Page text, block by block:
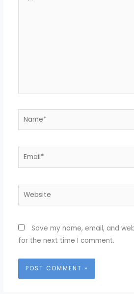
here..
Name*
Email*
Website
Save my name, email, and
for the next time I comment.